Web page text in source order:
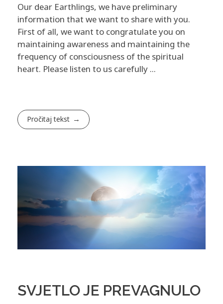
Our dear Earthlings, we have preliminary
information that we want to share with you.
First of all, we want to congratulate you on
maintaining awareness and maintaining the
frequency of consciousness of the spiritual
heart. Please listen to us carefully ...
Pročitaj tekst
SVJETLO JE PREVAGNULO